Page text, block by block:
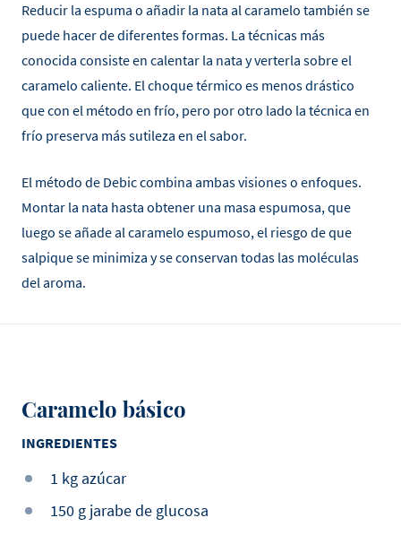
Reducir la espuma o añadir la nata al caramelo también se
puede hacer de diferentes formas. La técnicas más
conocida consiste en calentar la nata y verterla sobre el
caramelo caliente. El choque térmico es menos drástico
que con el método en frío, pero por otro lado la técnica en
frío preserva más sutileza en el sabor.
El método de Debic combina ambas visiones o enfoques.
Montar la nata hasta obtener una masa espumosa, que
luego se añade al caramelo espumoso, el riesgo de que
salpique se minimiza y se conservan todas las moléculas
del aroma.
Caramelo básico
INGREDIENTES
1 kg azúcar
150 g jarabe de glucosa